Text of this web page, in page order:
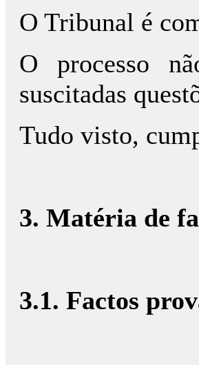
O Tribunal é
O processo
suscitadas
Tudo visto,
3. Matéria de
3.1. Factos